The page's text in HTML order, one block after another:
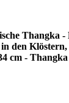
Thangka
den
cm -